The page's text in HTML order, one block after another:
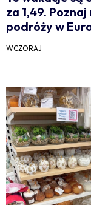
za 1,49.
podróży w
WCZORAJ